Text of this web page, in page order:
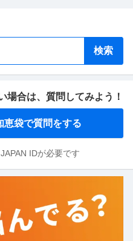
検索
場合は、 質問してみよう！
恵袋で質問をする
IDが必要です